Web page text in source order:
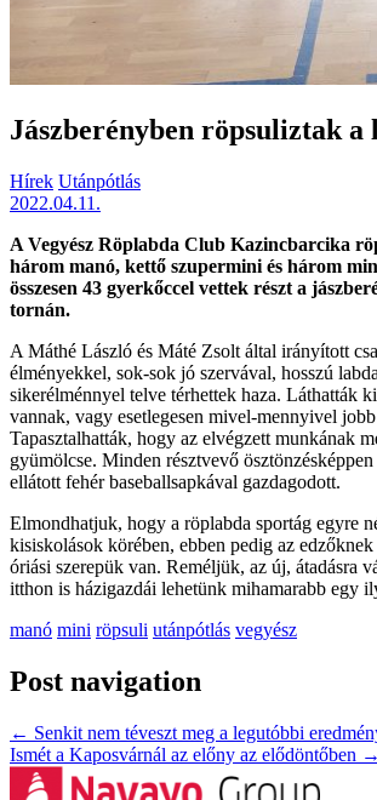
Jászberényben röpsuliztak a
Hírek Utánpótlás
2022.04.11.
A Vegyész Röplabda Club Kazincbarcika
három manó, kettő szupermini és három
összesen 43 gyerkőccel vettek részt a
tornán.
A Máthé László és Máté Zsolt által irányított
élményekkel, sok-sok jó szervával, hosszú
sikerélménnyel telve térhettek haza. Láthatták
vannak, vagy esetlegesen mivel-mennyivel
Tapasztalhatták, hogy az elvégzett munkának
gyümölcse. Minden résztvevő
ellátott fehér baseballsapkával gazdagodott.
Elmondhatjuk, hogy a röplabda sportág egyre
kisiskolások körében, ebben pedig az
óriási szerepük van. Reméljük, az új, átadásra
itthon is házigazdái lehetünk mihamarabb egy
manó mini röpsuli utánpótlás vegyész
Post navigation
← Senkit nem téveszt meg a legutóbbi
Ismét a Kaposvárnál az előny az elődöntőben →